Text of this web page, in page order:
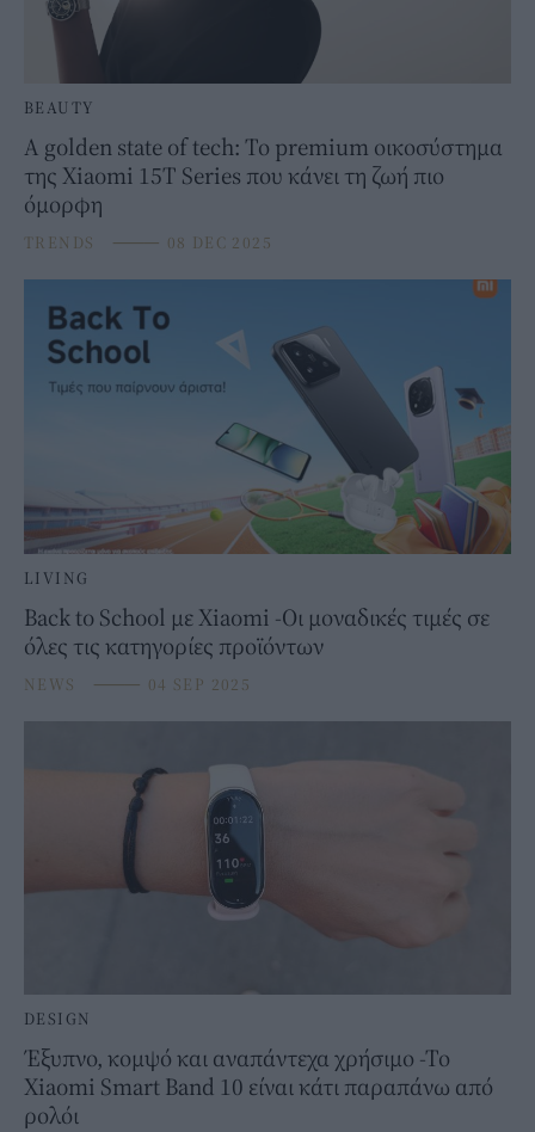
BEAUTY
A golden state of tech: Το premium οικοσύστημα
της Xiaomi 15T Series που κάνει τη ζωή πιο
όμορφη
TRENDS ⸻ 08 DEC 2025
LIVING
Back to School με Xiaomi -Οι μοναδικές τιμές σε
όλες τις κατηγορίες προϊόντων
NEWS ⸻ 04 SEP 2025
DESIGN
Έξυπνο, κομψό και αναπάντεχα χρήσιμο -Το
Xiaomi Smart Band 10 είναι κάτι παραπάνω από
ρολόι